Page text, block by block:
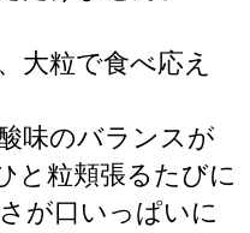
大粒で食べ応え
味のバランスが
と粒頬張るたびに
が口いっぱいに